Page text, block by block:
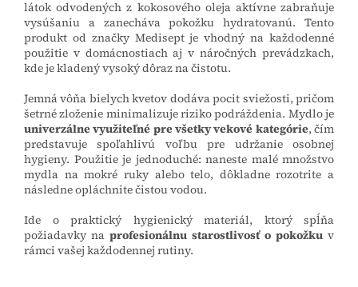
látok odvodených z kokosového oleja aktívne zabraňuje
vysúšaniu a zanecháva pokožku hydratovanú. Tento
produkt od značky Medisept je vhodný na každodenné
použitie v domácnostiach aj v náročných prevádzkach,
kde je kladený vysoký dôraz na čistotu.
Jemná vôňa bielych kvetov dodáva pocit sviežosti, pričom
šetrné zloženie minimalizuje riziko podráždenia. Mydlo je
univerzálne využiteľné pre všetky vekové kategórie, čím
predstavuje spoľahlivú voľbu pre udržanie osobnej
hygieny. Použitie je jednoduché: naneste malé množstvo
mydla na mokré ruky alebo telo, dôkladne rozotrite a
následne opláchnite čistou vodou.
Ide o praktický hygienický materiál, ktorý spĺňa
požiadavky na profesionálnu starostlivosť o pokožku v
rámci vašej každodennej rutiny.